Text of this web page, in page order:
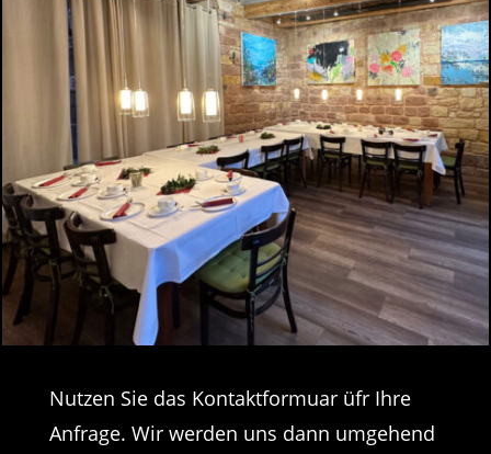
Nutzen Sie das Kontaktformuar üfr Ihre
Anfrage. Wir werden uns dann umgehend